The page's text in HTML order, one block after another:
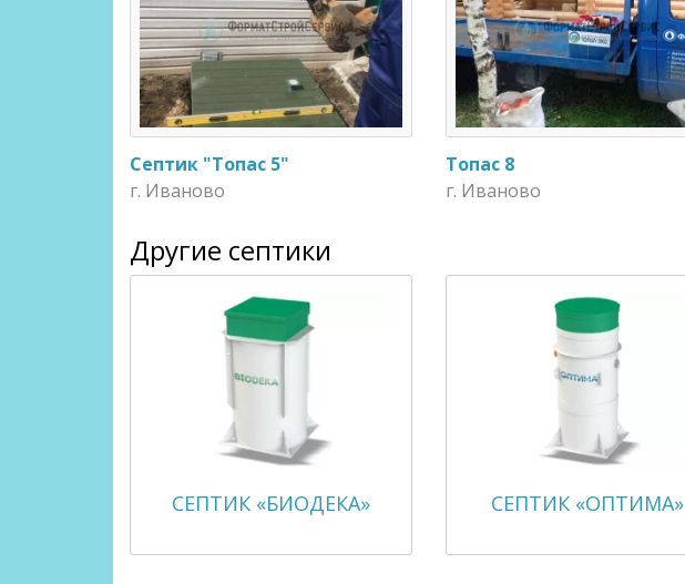
Септик "Топас 5"
г. Иваново
Топас 8
г. Иваново
Другие септики
СЕПТИК «БИОДЕКА» СЕПТИК «ОПТИМА»